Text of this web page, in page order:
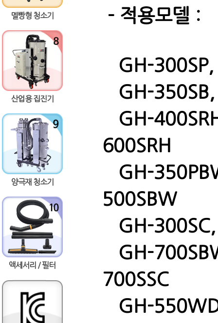
멜빵형 청소기
산업용 집진기
양극재 청소기
액세서리 / 필터
- 적용모델 :
GH-300SP,
GH-350SB,
GH-
600SRH
GH-
500SBW
GH-300SC,
GH-
700SSC
GH-